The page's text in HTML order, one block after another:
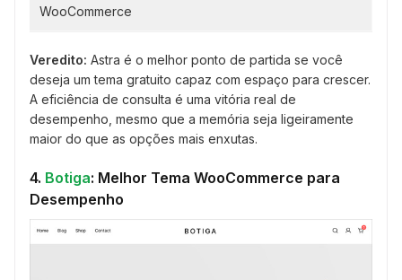
WooCommerce
Veredito: Astra é o melhor ponto de partida se você
deseja um tema gratuito capaz com espaço para crescer.
A eficiência de consulta é uma vitória real de
desempenho, mesmo que a memória seja ligeiramente
maior do que as opções mais enxutas.
4. Botiga: Melhor Tema WooCommerce para
Desempenho